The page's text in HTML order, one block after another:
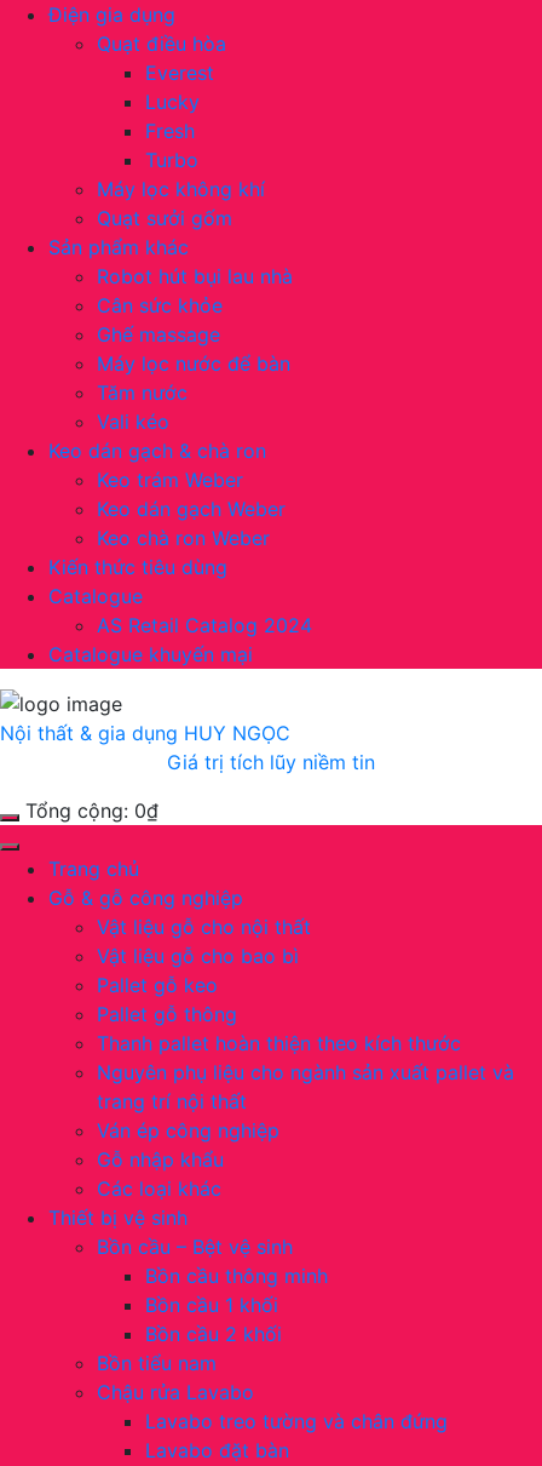
Điện gia dụng
Quạt điều hòa
Everest
Lucky
Fresh
Turbo
Máy lọc không khí
Quạt sưởi gốm
Sản phẩm khác
Robot hút bụi lau nhà
Cân sức khỏe
Ghế massage
Máy lọc nước để bàn
Tăm nước
Vali kéo
Keo dán gạch & chà ron
Keo trám Weber
Keo dán gạch Weber
Keo chà ron Weber
Kiến thức tiêu dùng
Catalogue
AS Retail Catalog 2024
Catalogue khuyến mại
Nội thất & gia dụng HUY NGỌC
Giá trị tích lũy niềm tin
Tổng cộng: 0₫
Trang chủ
Gỗ & gỗ công nghiệp
Vật liệu gỗ cho nội thất
Vật liệu gỗ cho bao bì
Pallet gỗ keo
Pallet gỗ thông
Thanh pallet hoàn thiện theo kích thước
Nguyên phụ liệu cho ngành sản xuất pallet và
trang trí nội thất
Ván ép công nghiệp
Gỗ nhập khẩu
Các loại khác
Thiết bị vệ sinh
Bồn cầu – Bệt vệ sinh
Bồn cầu thông minh
Bồn cầu 1 khối
Bồn cầu 2 khối
Bồn tiểu nam
Chậu rửa Lavabo
Lavabo treo tường và chân đứng
Lavabo đặt bàn